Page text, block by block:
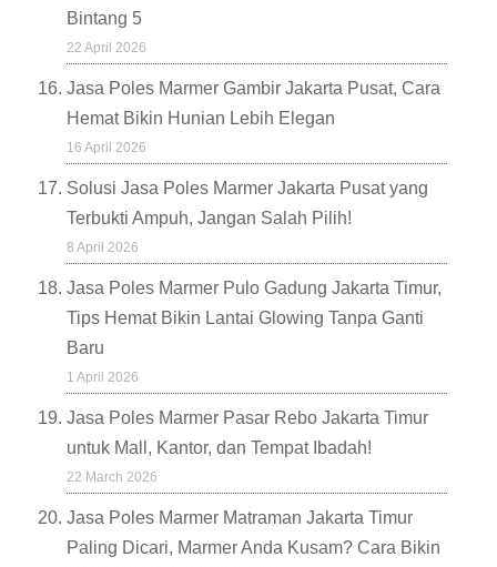
Bintang 5
22 April 2026
Jasa Poles Marmer Gambir Jakarta Pusat, Cara
Hemat Bikin Hunian Lebih Elegan
16 April 2026
Solusi Jasa Poles Marmer Jakarta Pusat yang
Terbukti Ampuh, Jangan Salah Pilih!
8 April 2026
Jasa Poles Marmer Pulo Gadung Jakarta Timur,
Tips Hemat Bikin Lantai Glowing Tanpa Ganti
Baru
1 April 2026
Jasa Poles Marmer Pasar Rebo Jakarta Timur
untuk Mall, Kantor, dan Tempat Ibadah!
22 March 2026
Jasa Poles Marmer Matraman Jakarta Timur
Paling Dicari, Marmer Anda Kusam? Cara Bikin